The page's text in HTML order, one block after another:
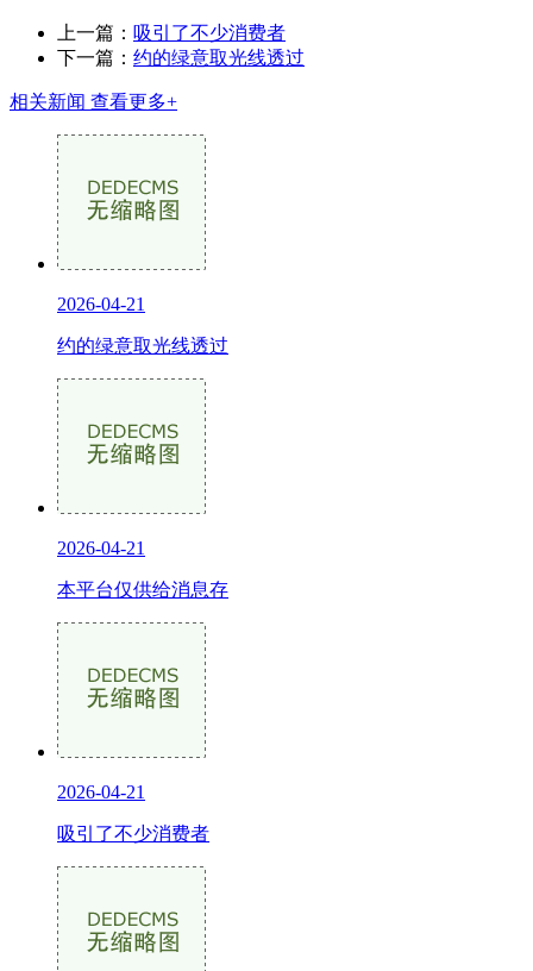
上一篇： 吸引了不少消费者
下一篇： 约的绿意取光线透过
相关新闻 查看更多+
2026-04-21
约的绿意取光线透过
2026-04-21
本平台仅供给消息存
2026-04-21
吸引了不少消费者